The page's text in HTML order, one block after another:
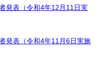
表（令和4年12月11日実
表（令和4年11月6日実施